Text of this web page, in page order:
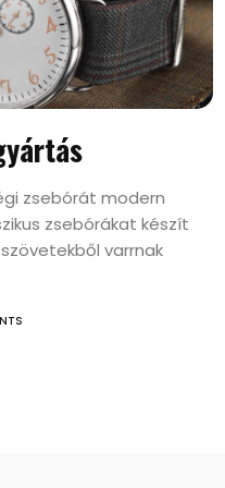
zsebórát modern
zsebórákat készít
varrnak